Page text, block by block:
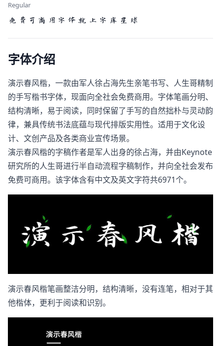
Regular
免费可商用字体就上字库星球
字体介绍
演示春风楷，一款由军人徐占海先生亲笔书写、人生哥精制
的手写楷书字体，现面向全社会免费商用。字体笔画分明、
结构清晰，易于阅读，同时保留了手写的自然拙朴与灵动韵
律，兼具传统书法底蕴与现代排版实用性。适用于文化设
计、文创产品及各类商业宣传场景。
演示春风楷的字稿作者是军人出身的徐占海，并由Keynote
研究所的人生哥进行半自动流程字稿制作，并向全社会发布
免费可商用。该字体含有中文及英文字符共6971个。
演示春风楷笔画整洁分明，结构清晰，没有连笔，相对于其
他楷体，更利于阅读和识别。